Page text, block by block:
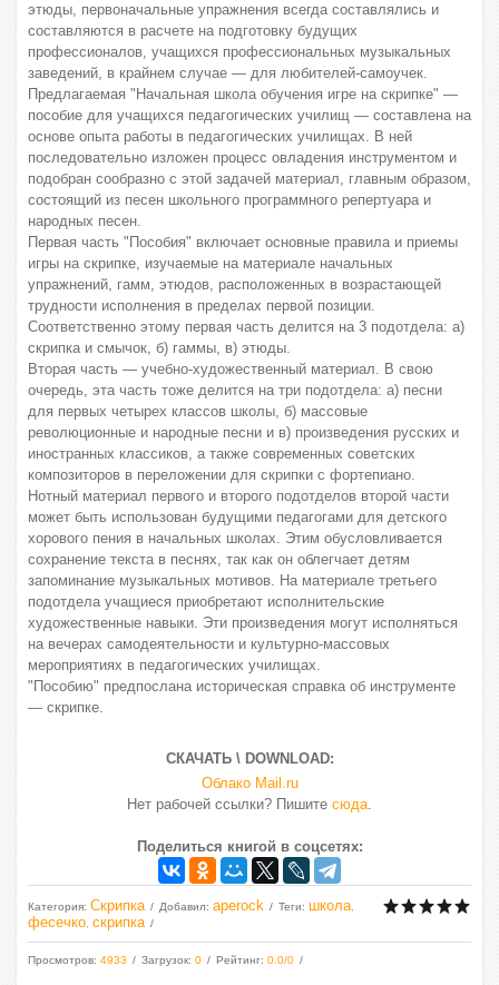
этюды, первоначальные упражнения всегда составлялись и
составляются в расчете на подготовку будущих
профессионалов, учащихся профессиональных музыкальных
заведений, в крайнем случае — для любителей-самоучек.
Предлагаемая "Начальная школа обучения игре на скрипке" —
пособие для учащихся педагогических училищ — составлена на
основе опыта работы в педагогических училищах. В ней
последовательно изложен процесс овладения инструментом и
подобран сообразно с этой задачей материал, главным образом,
состоящий из песен школьного программного репертуара и
народных песен.
Первая часть "Пособия" включает основные правила и приемы
игры на скрипке, изучаемые на материале начальных
упражнений, гамм, этюдов, расположенных в возрастающей
трудности исполнения в пределах первой позиции.
Соответственно этому первая часть делится на 3 подотдела: а)
скрипка и смычок, б) гаммы, в) этюды.
Вторая часть — учебно-художественный материал. В свою
очередь, эта часть тоже делится на три подотдела: а) песни
для первых четырех классов школы, б) массовые
революционные и народные песни и в) произведения русских и
иностранных классиков, а также современных советских
композиторов в переложении для скрипки с фортепиано.
Нотный материал первого и второго подотделов второй части
может быть использован будущими педагогами для детского
хорового пения в начальных школах. Этим обусловливается
сохранение текста в песнях, так как он облегчает детям
запоминание музыкальных мотивов. На материале третьего
подотдела учащиеся приобретают исполнительские
художественные навыки. Эти произведения могут исполняться
на вечерах самодеятельности и культурно-массовых
мероприятиях в педагогических училищах.
"Пособию" предпослана историческая справка об инструменте
— скрипке.
СКАЧАТЬ \ DOWNLOAD:
Облако Mail.ru
Нет рабочей ссылки? Пишите сюда.
Поделиться книгой в соцсетях:
Категория: Скрипка Добавил: aperock Теги: школа
фесечко скрипка
Просмотров: 4933 Загрузок: 0 Рейтинг: 0.0/0